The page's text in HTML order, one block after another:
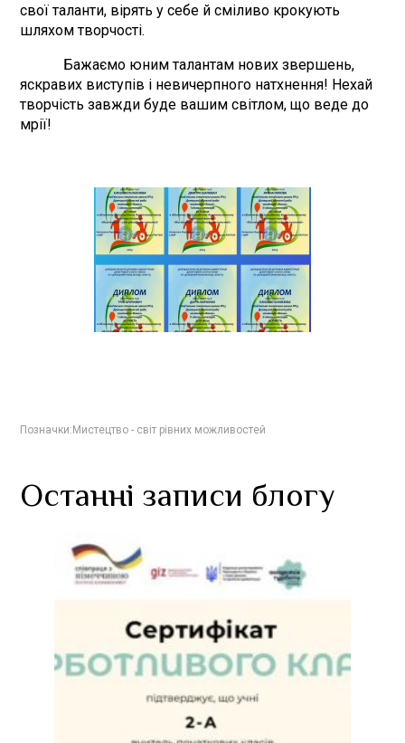
свої таланти, вірять у себе й сміливо крокують
шляхом творчості.
Бажаємо юним талантам нових звершень,
яскравих виступів і невичерпного натхнення! Нехай
творчість завжди буде вашим світлом, що веде до
мрії!
Позначки: Мистецтво - світ рівних можливостей
Останні записи блогу